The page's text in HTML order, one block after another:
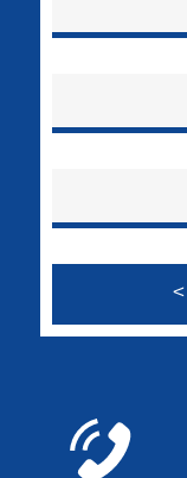
לכל מוצרי היצרן